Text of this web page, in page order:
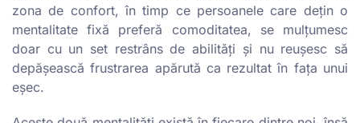
zona de confort, în timp ce persoanele care dețin o
mentalitate fixă preferă comoditatea, se mulțumesc
doar cu un set restrâns de abilități și nu reușesc să
depășească frustrarea apărută ca rezultat în fața unui
eșec.